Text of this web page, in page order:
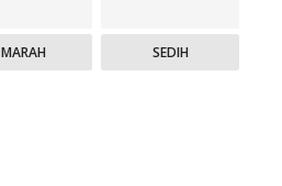
MARAH SEDIH